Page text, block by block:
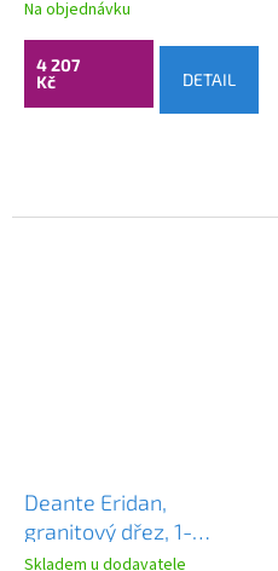
760x500x195 mm, bílá
matná, ZQJ_A11P
Na objednávku
4 207
Kč
DETAIL
Deante Eridan,
granitový dřez, 1-
komorový
Skladem u dodavatele